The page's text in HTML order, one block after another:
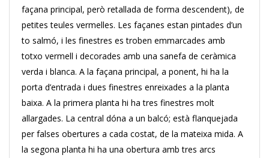
façana principal, però retallada de forma descendent), de
petites teules vermelles. Les façanes estan pintades d’un
to salmó, i les finestres es troben emmarcades amb
totxo vermell i decorades amb una sanefa de ceràmica
verda i blanca. A la façana principal, a ponent, hi ha la
porta d’entrada i dues finestres enreixades a la planta
baixa. A la primera planta hi ha tres finestres molt
allargades. La central dóna a un balcó; està flanquejada
per falses obertures a cada costat, de la mateixa mida. A
la segona planta hi ha una obertura amb tres arcs